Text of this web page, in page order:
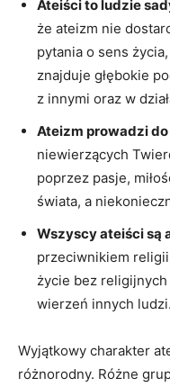
Ateiści to ludzie
że ⁢ateizm nie
pytania o sens
znajduje głębokie
z innymi oraz w
Ateizm prowadzi
niewierzących
poprzez pasje,​
świata,⁢ a
Wszyscy ateiści są
przeciwnikiem
życie bez religijnych
⁣wierzeń innych ludzi.
Wyjątkowy charakter
różnorodny. Różne⁢